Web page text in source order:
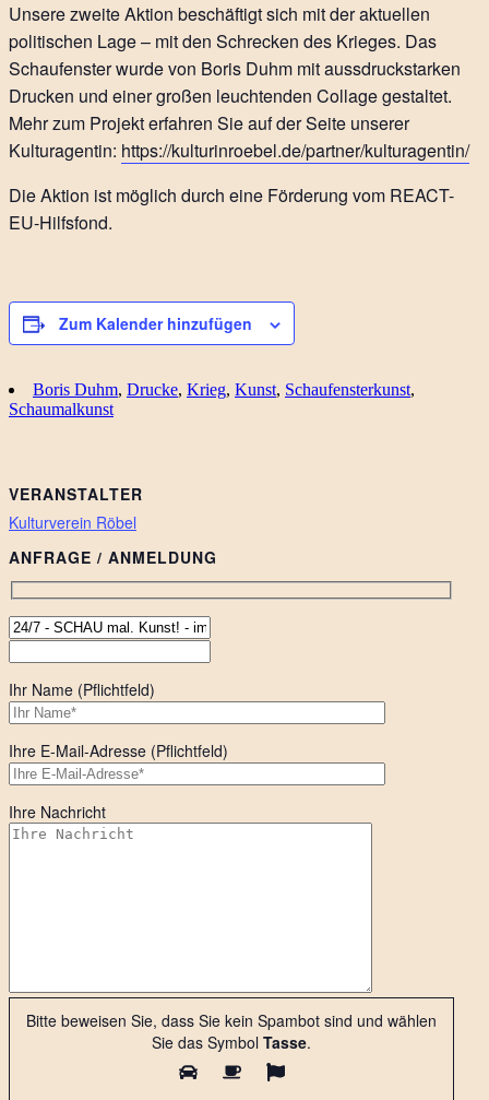
Unsere zweite Aktion beschäftigt sich mit der aktuellen
politischen Lage – mit den Schrecken des Krieges. Das
Schaufenster wurde von Boris Duhm mit aussdruckstarken
Drucken und einer großen leuchtenden Collage gestaltet.
Mehr zum Projekt erfahren Sie auf der Seite unserer
Kulturagentin: https://kulturinroebel.de/partner/kulturagentin/
Die Aktion ist möglich durch eine Förderung vom REACT-
EU-Hilfsfond.
Zum Kalender hinzufügen
Boris Duhm, Drucke, Krieg, Kunst, Schaufensterkunst,
Schaumalkunst
VERANSTALTER
Kulturverein Röbel
ANFRAGE / ANMELDUNG
Ihr Name (Pflichtfeld)
Ihre E-Mail-Adresse (Pflichtfeld)
Ihre Nachricht
Bitte beweisen Sie, dass Sie kein Spambot sind und wählen
Sie das Symbol Tasse.